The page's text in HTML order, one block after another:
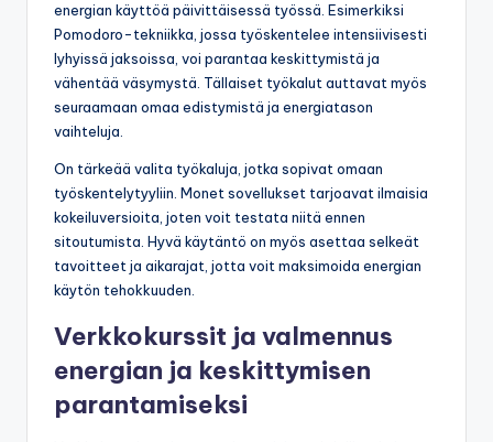
energian käyttöä päivittäisessä työssä. Esimerkiksi
Pomodoro-tekniikka, jossa työskentelee intensiivisesti
lyhyissä jaksoissa, voi parantaa keskittymistä ja
vähentää väsymystä. Tällaiset työkalut auttavat myös
seuraamaan omaa edistymistä ja energiatason
vaihteluja.
On tärkeää valita työkaluja, jotka sopivat omaan
työskentelytyyliin. Monet sovellukset tarjoavat ilmaisia
kokeiluversioita, joten voit testata niitä ennen
sitoutumista. Hyvä käytäntö on myös asettaa selkeät
tavoitteet ja aikarajat, jotta voit maksimoida energian
käytön tehokkuuden.
Verkkokurssit ja valmennus
energian ja keskittymisen
parantamiseksi